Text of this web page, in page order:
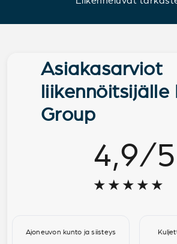
4,9/5
★★★★★
Asiakasarviot
liikennöitsijälle
Group
Ajoneuvon kunto ja siisteys